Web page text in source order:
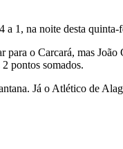
1, na noite desta
o Carcará, mas
pontos somados.
Já o Atlético de